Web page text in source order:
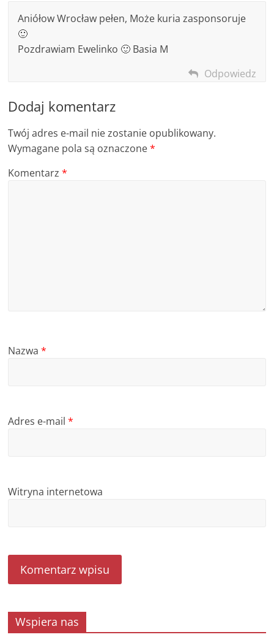
Aniółow Wrocław pełen, Może kuria zasponsoruje
🙂
Pozdrawiam Ewelinko 🙂 Basia M
Odpowiedz
Dodaj komentarz
Twój adres e-mail nie zostanie opublikowany.
Wymagane pola są oznaczone*
Komentarz*
Nazwa*
Adres e-mail*
Witryna internetowa
Wspiera nas